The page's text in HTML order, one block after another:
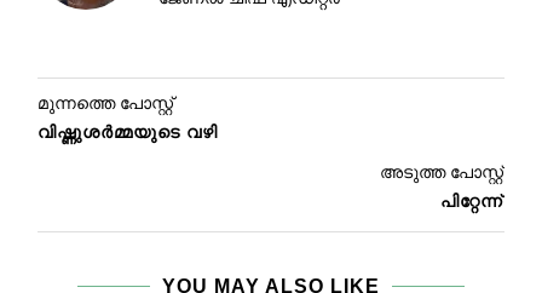
മുന്നത്തെ പോസ്റ്റ്
വിഷ്ണുശർമ്മയുടെ വഴി
അടുത്ത പോസ്റ്റ്
പിറ്റേന്ന്
YOU MAY ALSO LIKE